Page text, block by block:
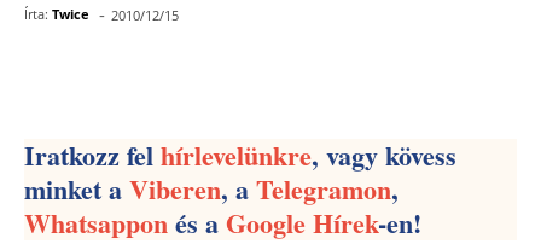
Írta: Twice - 2010/12/15
Iratkozz felhírlevelünkre, vagy kövess
minket aViberen, aTelegramon,
Whatsapponés aGoogle Hírek-en!